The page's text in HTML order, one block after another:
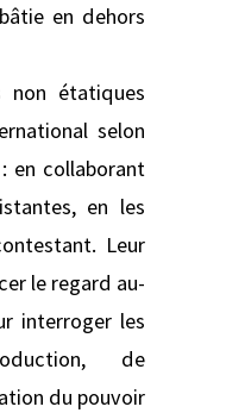
en dehors
non étatiques
selon
en collaborant
en les
Leur
le regard au-
interroger les
de
du pouvoir